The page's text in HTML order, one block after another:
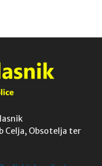
Celja, Obsotelja ter